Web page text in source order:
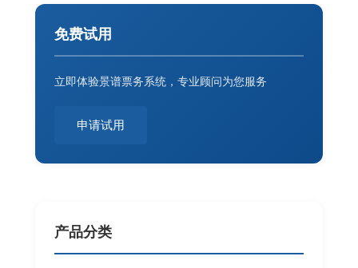
免费试用
立即体验景谱票务系统，专业顾问为您服务
申请试用
产品分类